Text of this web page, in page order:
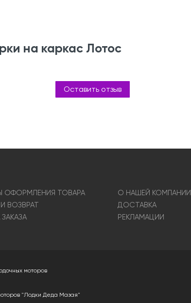
на каркас Лотос
Оставить отзыв
ТОВАРА
О НАШЕЙ КОМПАНИИ
ВОЗВРАТ
ДОСТАВКА
РЕКЛАМАЦИИ
моторов
"Лодки Деда Мазая"